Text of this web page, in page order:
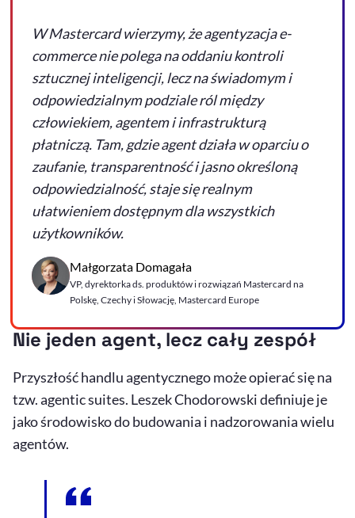
W Mastercard wierzymy, że agentyzacjae-
commercenie polega na oddaniu kontroli
sztucznej inteligencji, lecz na świadomym i
odpowiedzialnym podziale ról między
człowiekiem, agentem i infrastrukturą
płatniczą. Tam, gdzie agent działa w oparciu o
zaufanie, transparentność i jasno określoną
odpowiedzialność, staje się realnym
ułatwieniem dostępnym dla wszystkich
użytkowników.
Małgorzata Domagała
VP, dyrektorka ds. produktów i rozwiązań Mastercard na
Polskę, Czechy i Słowację, Mastercard Europe
Nie jeden agent, lecz cały zespół
Przyszłość handlu agentycznego może opierać się na
tzw.agenticsuites. Leszek Chodorowski definiuje je
jako środowisko do budowania i nadzorowania wielu
agentów.